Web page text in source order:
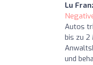
Lu
Autos
bis zu 2
und